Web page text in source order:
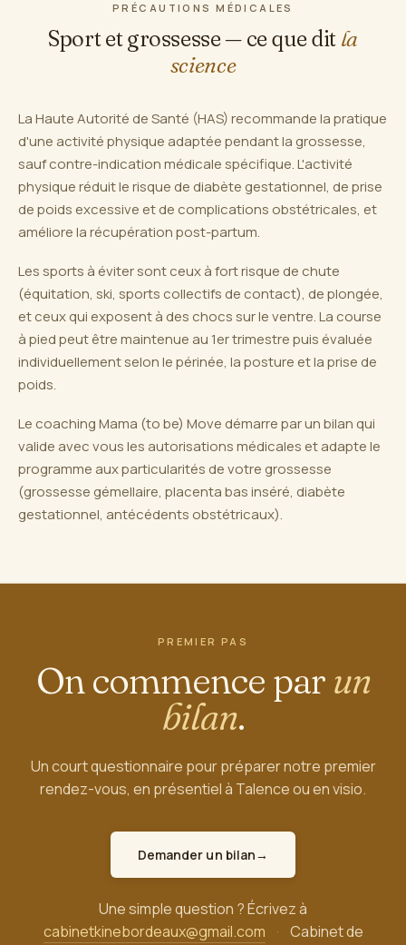
PRÉCAUTIONS MÉDICALES
Sport et grossesse — ce que dit la
science
La Haute Autorité de Santé (HAS) recommande la pratique
d'une activité physique adaptée pendant la grossesse,
sauf contre-indication médicale spécifique. L'activité
physique réduit le risque de diabète gestationnel, de prise
de poids excessive et de complications obstétricales, et
améliore la récupération post-partum.
Les sports à éviter sont ceux à fort risque de chute
(équitation, ski, sports collectifs de contact), de plongée,
et ceux qui exposent à des chocs sur le ventre. La course
à pied peut être maintenue au 1er trimestre puis évaluée
individuellement selon le périnée, la posture et la prise de
poids.
Le coaching Mama (to be) Move démarre par un bilan qui
valide avec vous les autorisations médicales et adapte le
programme aux particularités de votre grossesse
(grossesse gémellaire, placenta bas inséré, diabète
gestationnel, antécédents obstétricaux).
PREMIER PAS
On commence par un
bilan.
Un court questionnaire pour préparer notre premier
rendez-vous, en présentiel à Talence ou en visio.
Demander un bilan→
Une simple question ? Écrivez à
cabinetkinebordeaux@gmail.com
· Cabinet de
Notre Équipe Cours Collectifs Bien-être